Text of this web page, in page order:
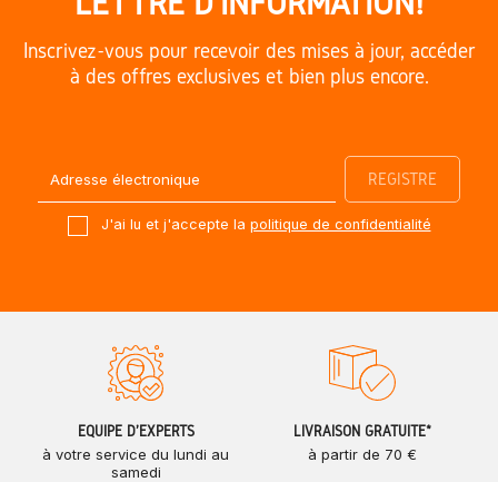
Inscrivez-vous pour recevoir des mises à jour, accéder
à des offres exclusives et bien plus encore.
J'ai lu et j'accepte la politique de confidentialité
ÉQUIPE D'EXPERTS
à votre service du lundi au
samedi
LIVRAISON GRATUITE*
à partir de 70 €